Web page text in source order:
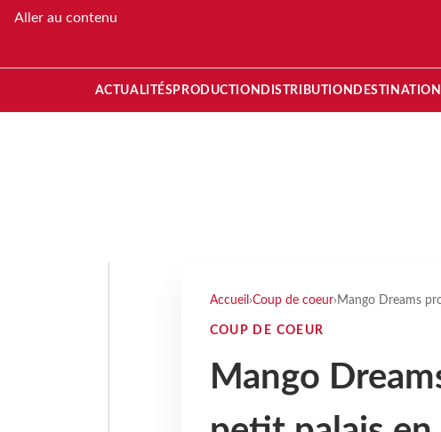
Aller au contenu
ACTUALITÉS PRODUCTION DISTRIBUTION DESTINATION
Accueil ›Coup de coeur› Mango Dreams
COUP DE COEUR
Mango